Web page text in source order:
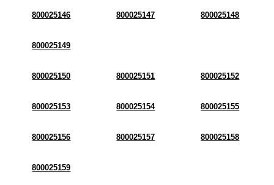
800025146 800025147 800025148
800025149
800025150 800025151 800025152
800025153 800025154 800025155
800025156 800025157 800025158
800025159